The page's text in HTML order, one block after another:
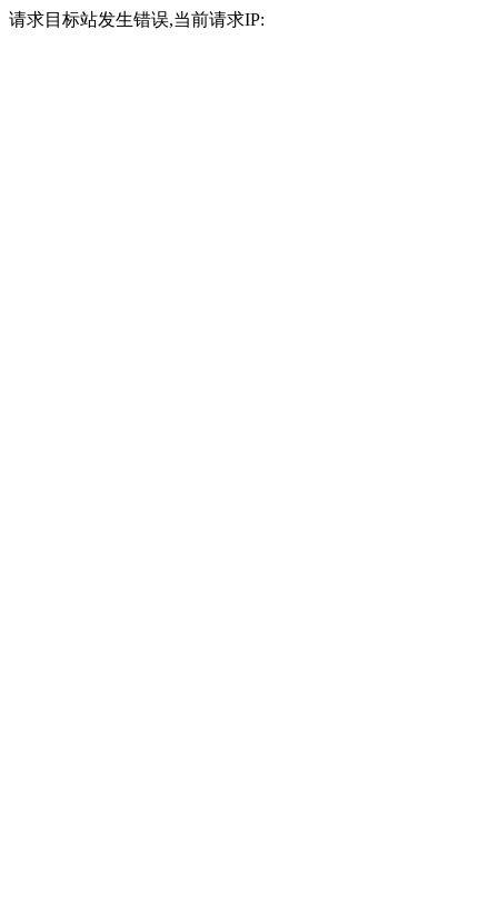
请求目标站发生错误,当前请求IP: